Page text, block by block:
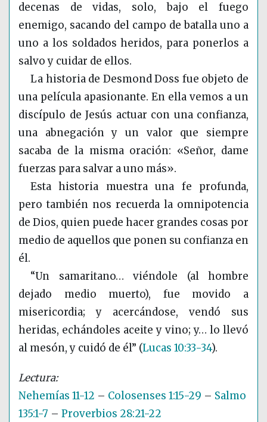
decenas de vidas, solo, bajo el fuego
enemigo, sacando del campo de batalla uno a
uno a los soldados heridos, para ponerlos a
salvo y cuidar de ellos.
La historia de Desmond Doss fue objeto de
una película apasionante. En ella vemos a un
discípulo de Jesús actuar con una confianza,
una abnegación y un valor que siempre
sacaba de la misma oración: «Señor, dame
fuerzas para salvar a uno más».
Esta historia muestra una fe profunda,
pero también nos recuerda la omnipotencia
de Dios, quien puede hacer grandes cosas por
medio de aquellos que ponen su confianza en
él.
“Un samaritano… viéndole (al hombre
dejado medio muerto), fue movido a
misericordia; y acercándose, vendó sus
heridas, echándoles aceite y vino; y… lo llevó
al mesón, y cuidó de él” (Lucas 10:33-34).
Nehemías 11-12 – Colosenses 1:15-29 – Salmo
135:1-7 – Proverbios 28:21-22